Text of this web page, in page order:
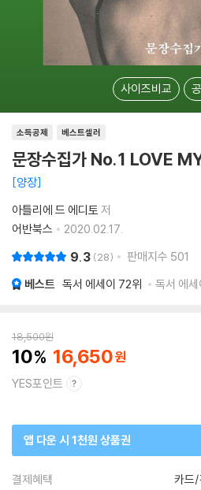
사이즈비교
소득공제 베스트셀러
문장수집가 No.1 LOVE
양장
아틀리에 드 에디토 저
어반북스
2020.02.17.
9.3 28 판매지수 501
베스트 독서 에세이 72위 독서 에
18,500원
10 16,650
YES포인트
앱 다운 시 1천원 상품권
결제혜택 카드/